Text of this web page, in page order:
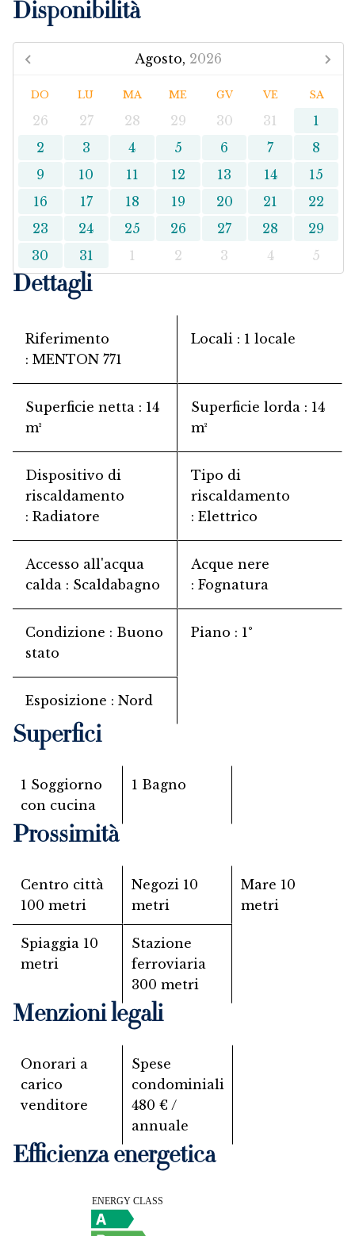
Disponibilità
Agosto, 2026
DO LU MA ME GV VE SA
26 27 28 29 30 31
1
2
3 4 5 6 7
8
9
10 11 12 13 14
15
16
17 18 19 20 21
22
23
24 25 26 27 28
29
30
31 1 2 3 4 5
Dettagli
Riferimento
MENTON 771
Locali 1 locale
Superficie netta
14
m²
Superficie lorda
14
m²
Dispositivo di
riscaldamento
Radiatore
Tipo di
riscaldamento
Elettrico
Accesso all'acqua
calda
Scaldabagno
Acque nere
Fognatura
Condizione
Buono
stato
Piano 1°
Esposizione Nord
Superfici
1 Soggiorno
con cucina
1 Bagno
Prossimità
Centro città
100 metri
Negozi 10
metri
Mare 10
metri
Spiaggia 10
metri
Stazione
ferroviaria
300 metri
Menzioni legali
Onorari a
carico
venditore
Spese
condominiali
480 € /
annuale
Efficienza energetica